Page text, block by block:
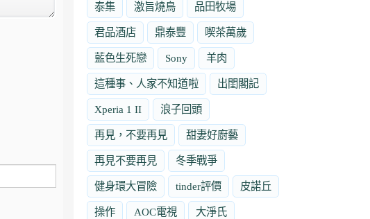
泰集 激旨燒鳥 品田牧場
君品酒店 鼎泰豐 喫茶萬歲
藍色生死戀 Sony 羊肉
這種事、人家不知道啦 出閨閣記
Xperia 1 II 浪子回頭
再見，不要再見 甜妻好廚藝
再見不要再見 冬季戰爭
健身環大冒險 tinder評價 皮諾丘
操作 AOC電視 大淨氏